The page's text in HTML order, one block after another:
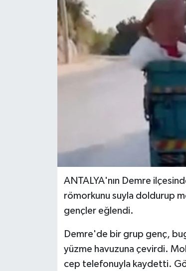
ANTALYA'nın Demre
römorkunu suyla doldurup
gençler eğlendi.
Demre'de bir grup genç,
yüzme havuzuna çevirdi.
cep telefonuyla kaydetti.
Haberler
KANALV Spor
Sosyal medya
Teknoloji